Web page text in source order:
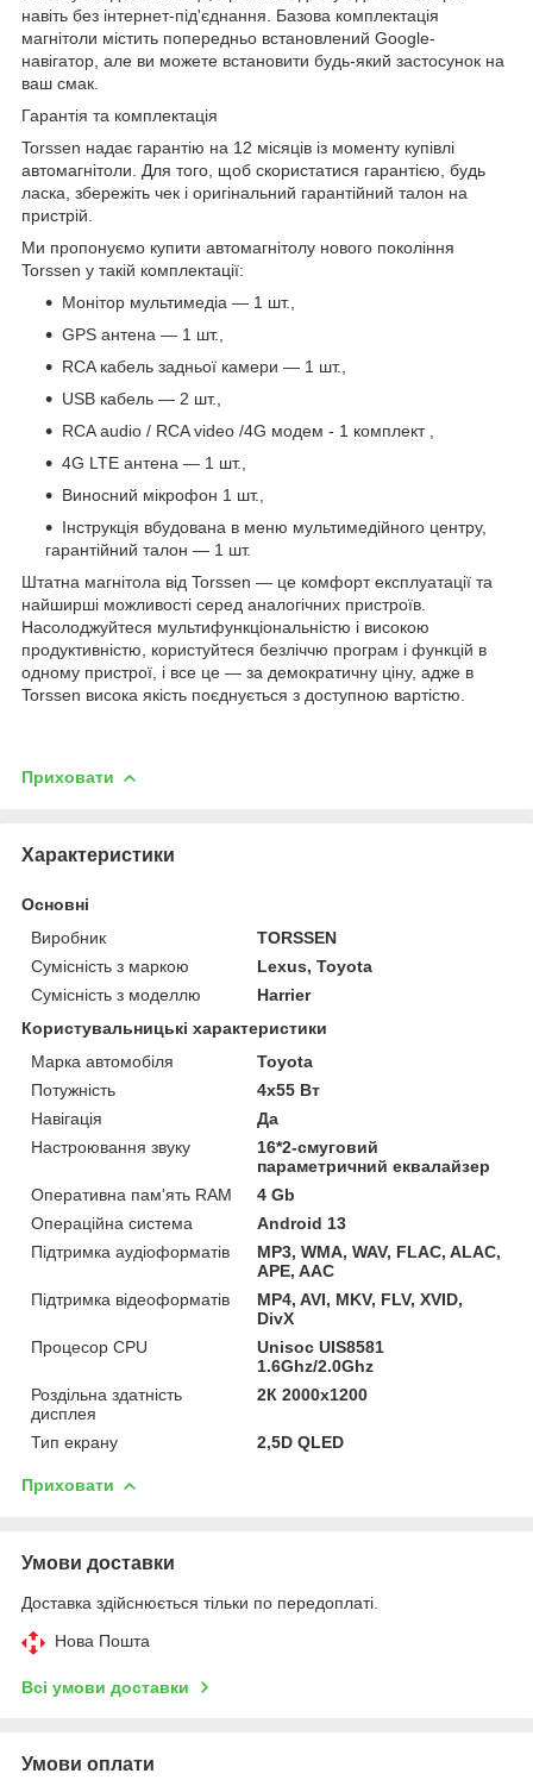
навіть без інтернет-під'єднання. Базова комплектація
магнітоли містить попередньо встановлений Google-
навігатор, але ви можете встановити будь-який застосунок на
ваш смак.
Гарантія та комплектація
Torssen надає гарантію на 12 місяців із моменту купівлі
автомагнітоли. Для того, щоб скористатися гарантією, будь
ласка, збережіть чек і оригінальний гарантійний талон на
пристрій.
Ми пропонуємо купити автомагнітолу нового покоління
Torssen у такій комплектації:
Монітор мультимедіа — 1 шт.,
GPS антена — 1 шт.,
RCA кабель задньої камери — 1 шт.,
USB кабель — 2 шт.,
RCA audio / RCA video /4G модем - 1 комплект
4G LTE антена — 1 шт.,
Виносний мікрофон 1 шт.,
Інструкція вбудована в меню мультимедійного центру,
гарантійний талон — 1 шт.
Штатна магнітола від Torssen — це комфорт експлуатації та
найширші можливості серед аналогічних пристроїв.
Насолоджуйтеся мультифункціональністю і високою
продуктивністю, користуйтеся безліччю програм і функцій в
одному пристрої, і все це — за демократичну ціну, адже в
Torssen висока якість поєднується з доступною вартістю.
Приховати
Характеристики
Основні
Виробник
TORSSEN
Сумісність з маркою
Lexus, Toyota
Сумісність з моделлю
Harrier
Користувальницькі характеристики
Марка автомобіля
Toyota
Потужність
4х55 Вт
Навігація
Да
Настроювання звуку
16*2-смуговий
параметричний еквалайзер
Оперативна пам'ять RAM
4 Gb
Операційна система
Android 13
Підтримка аудіоформатів
MP3, WMA, WAV, FLAC, ALAC,
APE, AAC
Підтримка відеоформатів
MP4, AVI, MKV, FLV, XVID,
DivX
Процесор CPU
Unisoc UIS8581
1.6Ghz/2.0Ghz
Роздільна здатність
дисплея
2К 2000x1200
Тип екрану 2,5D QLED
Приховати
Умови доставки
Доставка здійснюється тільки по передоплаті.
Нова Пошта
Всі умови доставки
Умови оплати